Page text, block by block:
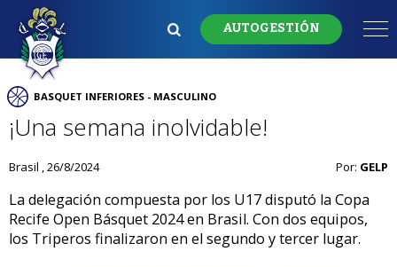
AUTOGESTIÓN
BASQUET INFERIORES - MASCULINO
¡Una semana inolvidable!
Brasil , 26/8/2024 Por: GELP
La delegación compuesta por los U17 disputó la Copa
Recife Open Básquet 2024 en Brasil. Con dos equipos,
los Triperos finalizaron en el segundo y tercer lugar.